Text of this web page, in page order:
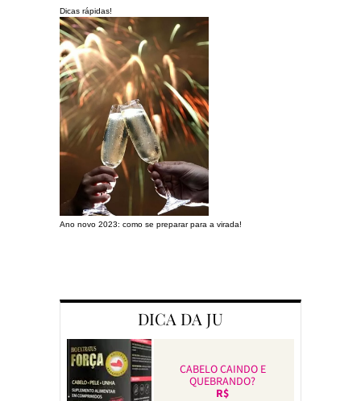
Dicas rápidas!
Ano novo 2023: como se preparar para a virada!
DICA DA JU
CABELO CAINDO E
QUEBRANDO?
R$